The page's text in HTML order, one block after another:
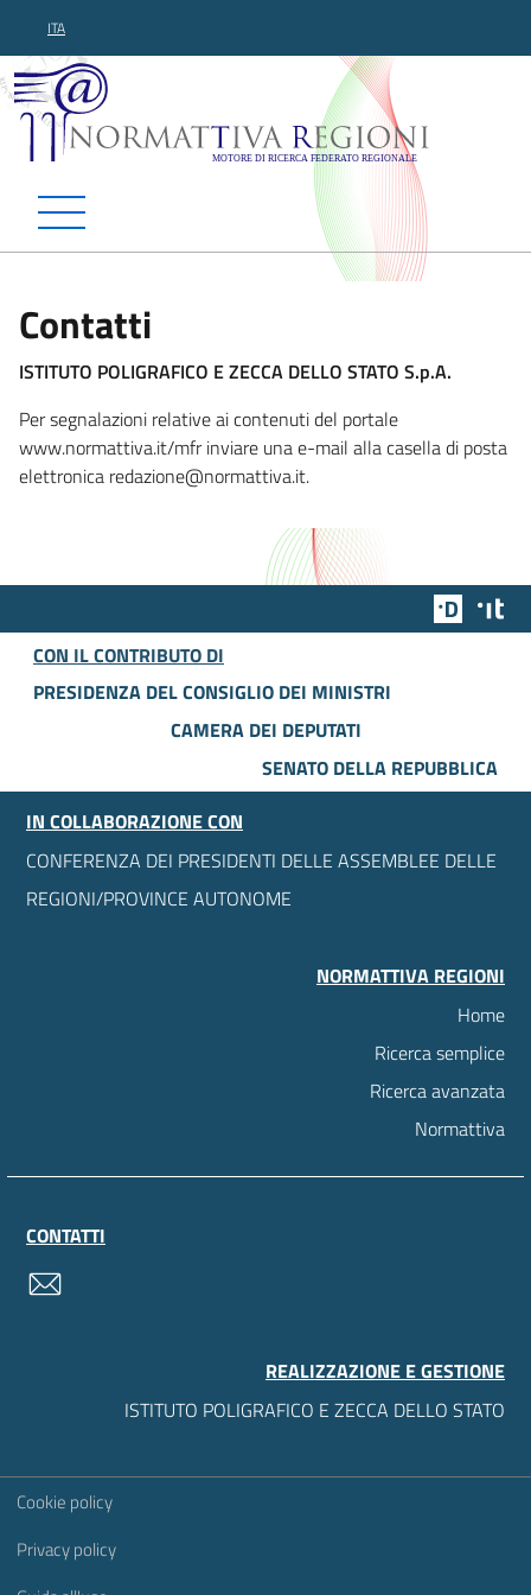
ITA
Normattiva Regioni -
Contatti
ISTITUTO POLIGRAFICO E ZECCA DELLO STATO S.p.A.
Per segnalazioni relative ai contenuti del portale
www.normattiva.it/mfr inviare una e-mail alla casella di posta
elettronica redazione@normattiva.it.
Team
CON IL CONTRIBUTO DI
PRESIDENZA DEL CONSIGLIO DEI MINISTRI
CAMERA DEI DEPUTATI
SENATO DELLA REPUBBLICA
IN COLLABORAZIONE CON
CONFERENZA DEI PRESIDENTI DELLE ASSEMBLEE DELLE
REGIONI/PROVINCE AUTONOME
NORMATTIVA REGIONI
Home
Ricerca semplice
Ricerca avanzata
Normattiva
CONTATTI
REALIZZAZIONE E GESTIONE
ISTITUTO POLIGRAFICO E ZECCA DELLO STATO
Sezione Link Utili
Cookie policy
Privacy policy